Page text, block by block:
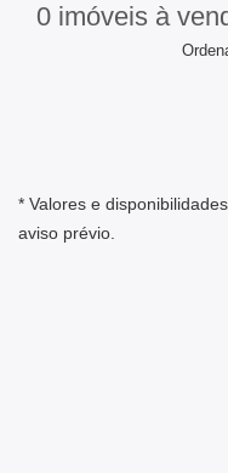
0 imóveis à
* Valores e
aviso prévio.